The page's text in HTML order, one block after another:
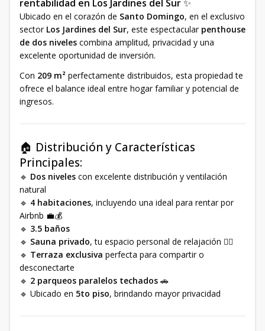
rentabilidad en Los Jardines del Sur✨
Ubicado en el corazón de Santo Domingo, en el exclusivo
sector Los Jardines del Sur, este espectacular penthouse
de dos niveles combina amplitud, privacidad y una
excelente oportunidad de inversión.
Con 209 m² perfectamente distribuidos, esta propiedad te
ofrece el balance ideal entre hogar familiar y potencial de
ingresos.
🏠 Distribución y Características
Principales:
🔹 Dos niveles con excelente distribución y ventilación
natural
🔹 4 habitaciones, incluyendo una ideal para rentar por
Airbnb 💼💰
🔹 3.5 baños
🔹 Sauna privado, tu espacio personal de relajación 🧖‍♂️
🔹 Terraza exclusiva perfecta para compartir o
desconectarte
🔹 2 parqueos paralelos techados 🚗
🔹 Ubicado en 5to piso, brindando mayor privacidad